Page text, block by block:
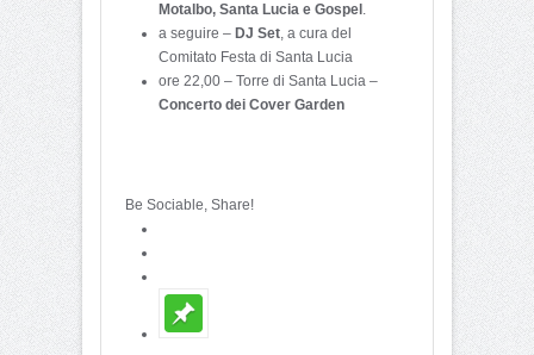
Motalbo, Santa Lucia e Gospel .
a seguire – DJ Set, a cura del
Comitato Festa di Santa Lucia
ore 22,00 – Torre di Santa Lucia –
Concerto dei Cover Garden
Be Sociable, Share!